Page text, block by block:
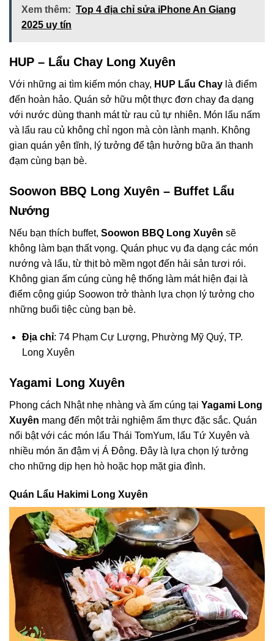
Xem thêm: Top 4 địa chỉ sửa iPhone An Giang
2025 uy tín
HUP – Lẩu Chay Long Xuyên
Với những ai tìm kiếm món chay, HUP Lẩu Chay là điểm
đến hoàn hảo. Quán sở hữu một thực đơn chay đa dạng
với nước dùng thanh mát từ rau củ tự nhiên. Món lẩu nấm
và lẩu rau củ không chỉ ngon mà còn lành mạnh. Không
gian quán yên tĩnh, lý tưởng để tận hưởng bữa ăn thanh
đạm cùng bạn bè.
Soowon BBQ Long Xuyên – Buffet Lẩu
Nướng
Nếu bạn thích buffet, Soowon BBQ Long Xuyên sẽ
không làm bạn thất vọng. Quán phục vụ đa dạng các món
nướng và lẩu, từ thịt bò mềm ngọt đến hải sản tươi rói.
Không gian ấm cúng cùng hệ thống làm mát hiện đại là
điểm cộng giúp Soowon trở thành lựa chọn lý tưởng cho
những buổi tiệc cùng bạn bè.
Địa chỉ: 74 Phạm Cự Lượng, Phường Mỹ Quý, TP.
Long Xuyên
Yagami Long Xuyên
Phong cách Nhật nhẹ nhàng và ấm cúng tại Yagami Long
Xuyên mang đến một trải nghiệm ẩm thực đặc sắc. Quán
nổi bật với các món lẩu Thái TomYum, lẩu Tứ Xuyên và
nhiều món ăn đậm vị Á Đông. Đây là lựa chọn lý tưởng
cho những dịp hẹn hò hoặc họp mặt gia đình.
Quán Lẩu Hakimi Long Xuyên